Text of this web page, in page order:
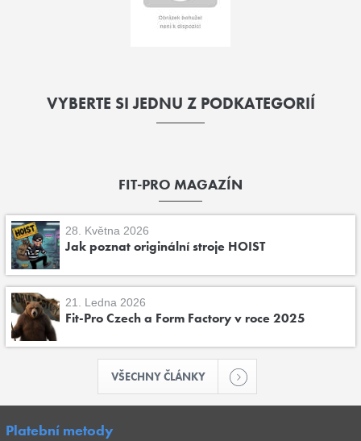
VYBERTE SI JEDNU Z PODKATEGORIÍ
FIT-PRO MAGAZÍN
28. Května 2026
Jak poznat originální stroje HOIST
21. Ledna 2026
Fit-Pro Czech a Form Factory v roce 2025
VŠECHNY ČLÁNKY
Platební metody